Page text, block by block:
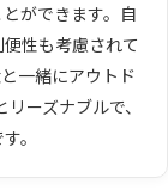
ができます。自
性も考慮されて
一緒にアウトド
ーズナブルで、
。